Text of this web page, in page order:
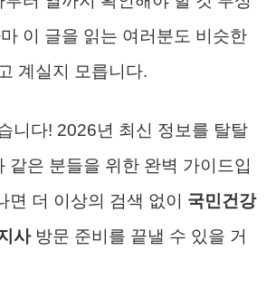
이 글을 읽는 여러분도 비슷한
계실지 모릅니다.
니다! 2026년 최신 정보를 탈탈
같은 분들을 위한 완벽 가이드입
면 더 이상의 검색 없이 국민건강
사방문 준비를 끝낼 수 있을 거